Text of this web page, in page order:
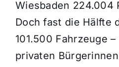
Wiesbaden 224.004
Doch fast die Hälfte
101.500 Fahrzeuge
privaten